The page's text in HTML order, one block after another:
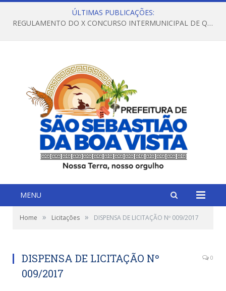
ÚLTIMAS PUBLICAÇÕES:
REGULAMENTO DO X CONCURSO INTERMUNICIPAL DE QUADRILHAS JUNINAS – 2026 – ARRAIÁ DA VENEZA
MENU
Home » Licitações » DISPENSA DE LICITAÇÃO Nº 009/2017
DISPENSA DE LICITAÇÃO Nº
009/2017
0